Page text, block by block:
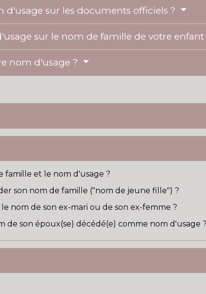
sur les documents officiels ?
sur le nom de famille de votre
nom d'usage ?
et le nom d'usage ?
son nom de famille ("nom de jeune fille") ?
nom de son ex-mari ou de son ex-femme ?
son époux(se) décédé(e) comme nom d'usage